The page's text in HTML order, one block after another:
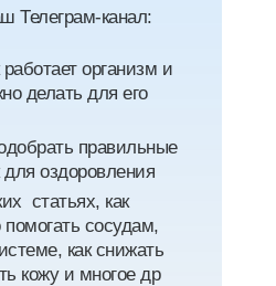
Телеграм-канал:
организм и
делать для его
правильные
оздоровления
статьях, как
сосудам,
как снижать
кожу и многое др